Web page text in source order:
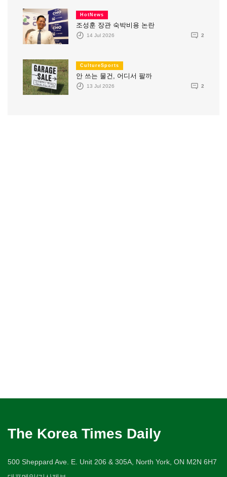
HotNews
조성훈 장관 숙박비용 논란
14 Jul 2026 2
CultureSports
안 쓰는 물건, 어디서 팔까
13 Jul 2026 2
The Korea Times Daily
500 Sheppard Ave. E. Unit 206 & 305A, North York, ON M2N 6H7